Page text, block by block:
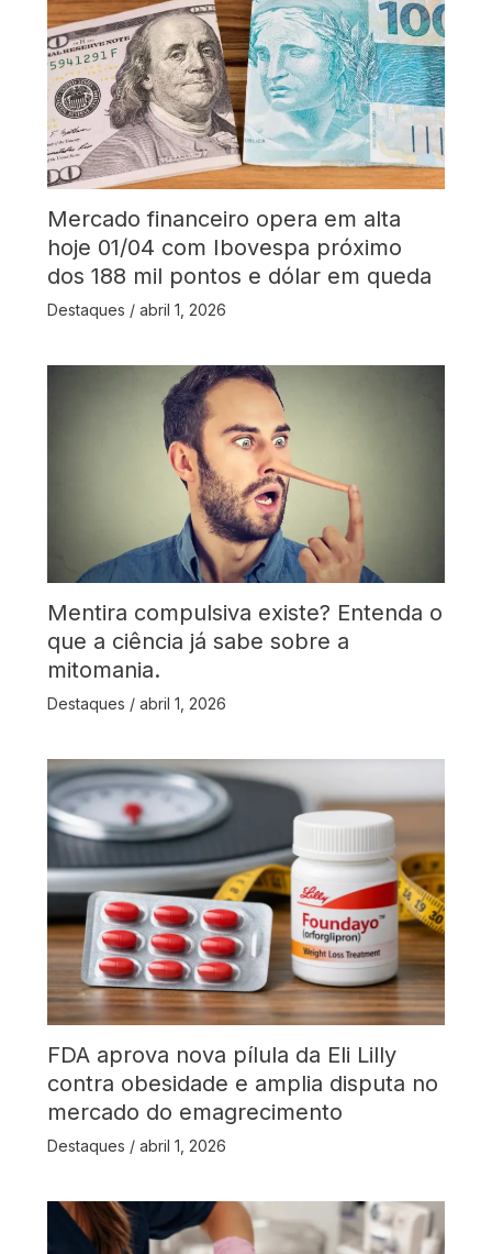
Mercado financeiro opera em alta
hoje 01/04 com Ibovespa próximo
dos 188 mil pontos e dólar em queda
Destaques / abril 1, 2026
Mentira compulsiva existe? Entenda o
que a ciência já sabe sobre a
mitomania.
Destaques / abril 1, 2026
FDA aprova nova pílula da Eli Lilly
contra obesidade e amplia disputa no
mercado do emagrecimento
Destaques / abril 1, 2026